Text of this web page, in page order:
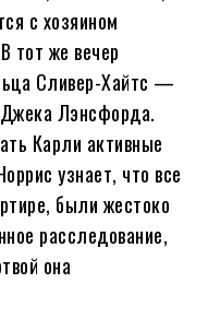
с хозяином
тот же вечер
Сливер-Хайтс —
Джека Лэнсфорда.
Карли активные
узнает, что все
были жестоко
расследование,
она